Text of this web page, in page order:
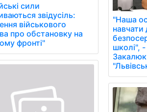
сили
звідусіль:
військового
про обстановку на
фронті"
"Наша
навчати
школі",
Закалюк